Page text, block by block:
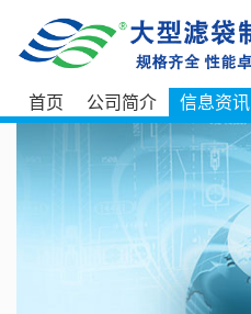
首页 公司简介 信息资讯